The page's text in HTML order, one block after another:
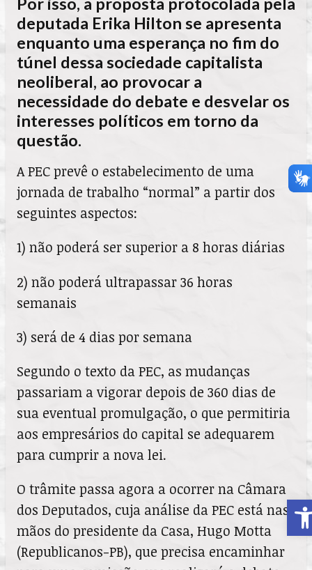
deputada Erika Hilton se apresenta
enquanto uma esperança no fim do
túnel dessa sociedade capitalista
neoliberal, ao provocar a
necessidade do debate e desvelar os
interesses políticos em torno da
questão.
A PEC prevê o estabelecimento de uma
jornada de trabalho “normal” a partir dos
seguintes aspectos:
1) não poderá ser superior a 8 horas diárias
2) não poderá ultrapassar 36 horas
semanais
3) será de 4 dias por semana
Segundo o texto da PEC, as mudanças
passariam a vigorar depois de 360 dias de
sua eventual promulgação, o que permitiria
aos empresários do capital se adequarem
para cumprir a nova lei.
O trâmite passa agora a ocorrer na Câmara
dos Deputados, cuja análise da PEC está nas
mãos do presidente da Casa, Hugo Motta
(Republicanos-PB), que precisa encaminhar